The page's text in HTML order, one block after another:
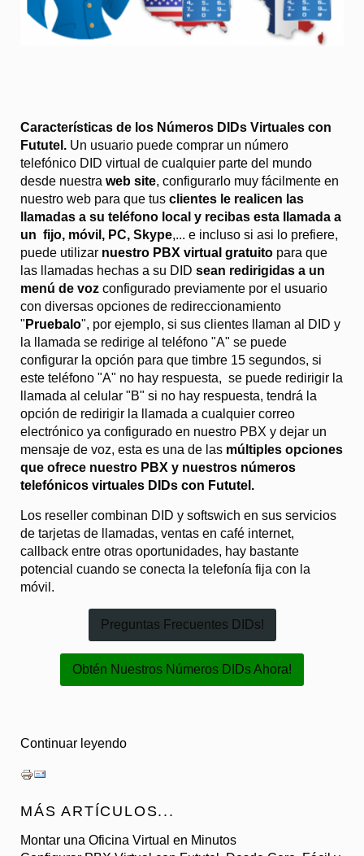
Características de los Números DIDs Virtuales con
Fututel. Un usuario puede comprar un número
telefónico DID virtual de cualquier parte del mundo
desde nuestra web site, configurarlo muy fácilmente en
nuestro web para que tus clientes le realicen las
llamadas a su teléfono local y recibas esta llamada a
un fijo, móvil, PC, Skype,... e incluso si asi lo prefiere,
puede utilizar nuestro PBX virtual gratuito para que
las llamadas hechas a su DID sean redirigidas a un
menú de voz configurado previamente por el usuario
con diversas opciones de redireccionamiento
" Pruebalo", por ejemplo, si sus clientes llaman al DID y
la llamada se redirige al teléfono "A" se puede
configurar la opción para que timbre 15 segundos, si
este teléfono "A" no hay respuesta, se puede redirigir la
llamada al celular "B" si no hay respuesta, tendrá la
opción de redirigir la llamada a cualquier correo
electrónico ya configurado en nuestro PBX y dejar un
mensaje de voz, esta es una de las múltiples opciones
que ofrece nuestro PBX y nuestros números
telefónicos virtuales DIDs con Fututel .
Los reseller combinan DID y softswich en sus servicios
de tarjetas de llamadas, ventas en café internet,
callback entre otras oportunidades, hay bastante
potencial cuando se conecta la telefonía fija con la
móvil.
Preguntas Frecuentes DIDs!
Obtén Nuestros Números DIDs Ahora!
Continuar leyendo
MÁS ARTÍCULOS...
Montar una Oficina Virtual en Minutos